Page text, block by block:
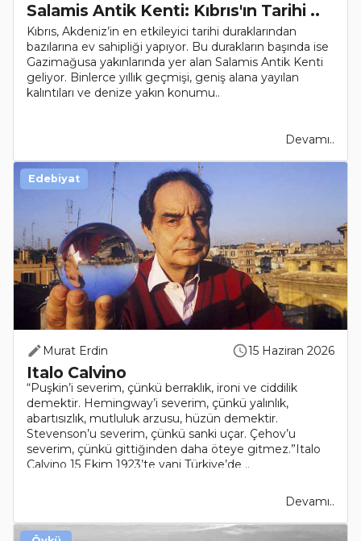
Salamis Antik Kenti: Kıbrıs'ın Tarihi ..
Kıbrıs, Akdeniz’in en etkileyici tarihi duraklarından
bazılarına ev sahipliği yapıyor. Bu durakların başında ise
Gazimağusa yakınlarında yer alan Salamis Antik Kenti
geliyor. Binlerce yıllık geçmişi, geniş alana yayılan
kalıntıları ve denize yakın konumu..
Devamı..
Murat Erdin 15 Haziran 2026
Italo Calvino
“Puşkin’i severim, çünkü berraklık, ironi ve ciddilik
demektir. Hemingway’i severim, çünkü yalınlık,
abartısızlık, mutluluk arzusu, hüzün demektir.
Stevenson’u severim, çünkü sanki uçar. Çehov’u
severim, çünkü gittiğinden daha öteye gitmez.”Italo
Calvino 15 Ekim 1923’te yani Türkiye’de ..
Devamı..
Edebiyat